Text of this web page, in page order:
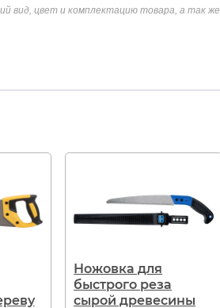
вид, цвет и комплектацию товара, а так же
Ножовка для
быстрого реза
сырой древесины